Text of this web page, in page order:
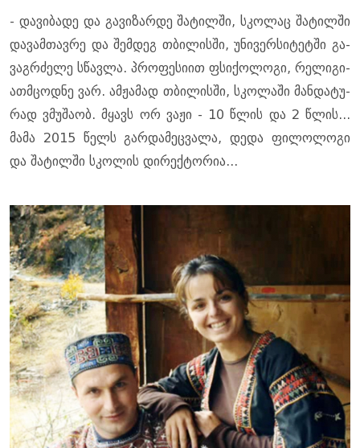
- და­ვი­ბა­დე და გა­ვი­ზარ­დე შა­ტილ­ში, სკო­ლაც შა­ტილ­ში
და­ვამ­თავ­რე და შემ­დეგ თბი­ლის­ში, უნი­ვერ­სი­ტეტ­ში გა­
ვაგ­რძე­ლე სწავ­ლა. პრო­ფე­სი­ით ფსი­ქო­ლო­გი, რე­ლი­გი­
ათმცოდ­ნე ვარ. ამ­ჟა­მად თბი­ლის­ში, სკო­ლა­ში მან­და­ტუ­
რად ვმუ­შა­ობ. მყავს ორ ვაჟი - 10 წლის და 2 წლის...
მამა 2015 წელს გარ­და­მეც­ვა­ლა, დედა ფი­ლო­ლო­გი
და შა­ტილ­ში სკო­ლის დი­რექ­ტო­რია...